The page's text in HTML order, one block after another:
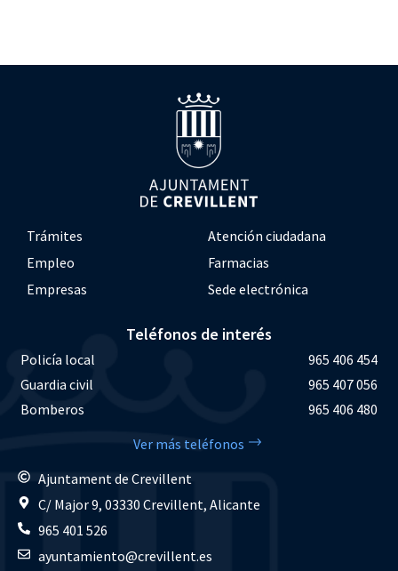
Trámites
Atención ciudadana
Empleo
Farmacias
Empresas
Sede electrónica
Teléfonos de interés
Policía local
965 406 454
Guardia civil
965 407 056
Bomberos
965 406 480
Ver más teléfonos
Ajuntament de Crevillent
C/ Major 9, 03330 Crevillent, Alicante
965 401 526
ayuntamiento@crevillent.es